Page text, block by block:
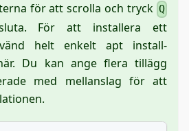
för att scrolla och tryck Q
För att installera ett
helt enkelt apt install-
Du kan ange flera tillägg
med mellanslag för att